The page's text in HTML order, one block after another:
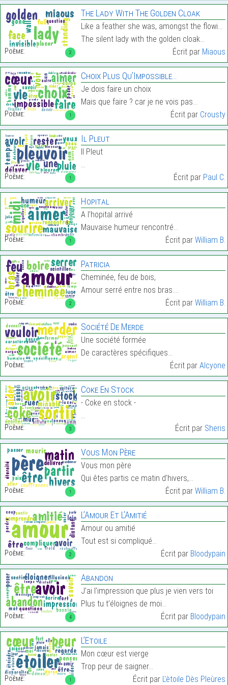
2
Poème:
The Lady With The Golden Cloak
Like a feather she was, amongst the flowing flock
The silent lady with the golden cloak…
Écrit par Miaous
1
Poème:
Choix Plus Qu’Impossible…
Je dois faire un choix
Mais que faire ? car je ne vois pas…
Écrit par Crousty
1
Poème:
Il Pleut
Il Pleut
…
Écrit par Paul C.
1
Poème:
Hopital
A l’hopital arrivé
Mauvaise humeur rencontré…
Écrit par William B.
2
Poème:
Patricia
Cheminée, feu de bois,
Amour serré entre nos bras.…
Écrit par William B.
Poème:
Société De Merde
Une société formée
De caractères spécifiques…
Écrit par Alcyone
3
Poème:
Coke En Stock
- Coke en stock -
…
Écrit par Sheris
1
Poème:
Vous Mon Père
Vous mon père
Qui êtes partis ce matin d’hivers,…
Écrit par William B.
2
Poème:
L’Amour Et L’Amitié
Amour ou amitié
Tout est si compliqué…
Écrit par Bloodypain
4
Poème:
Abandon
J’ai l’impression que plus je vien vers toi
Plus tu t’éloignes de moi…
Écrit par Bloodypain
1
Poème:
L’Etoile
Mon cœur est vierge
Trop peur de saigner…
Écrit par L'ètoile Dès Pleùres